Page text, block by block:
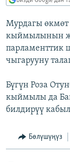
ДАНИСТЕ
АЗАТТЫК+
ЫҢГАЙСЫЗ
ЭЕ/АРнун
Мурдагы
кыймылынын
парламенттик
чыгарууну
Бүгүн Роза
кыймылы да
билдирүү
Бөлүшүңүз